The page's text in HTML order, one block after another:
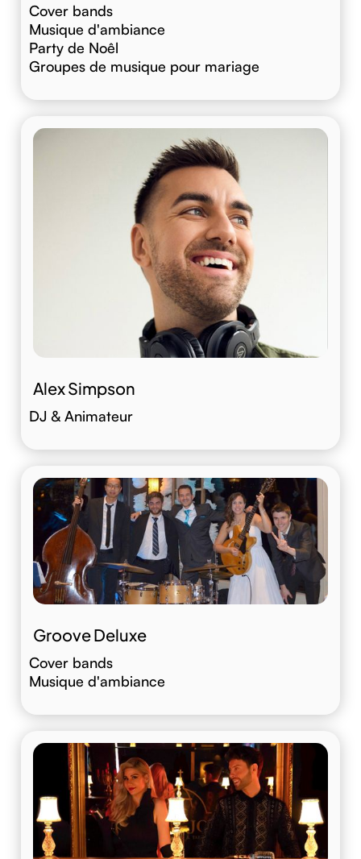
Cover bands
Musique d'ambiance
Party de Noêl
Groupes de musique pour mariage
Alex Simpson
DJ & Animateur
Groove Deluxe
Cover bands
Musique d'ambiance